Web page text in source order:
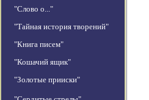
"Слово о..."
"Тайная история творений"
"Книга писем"
"Кошачий ящик"
"Золотые прииски"